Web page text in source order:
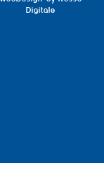
Digitale